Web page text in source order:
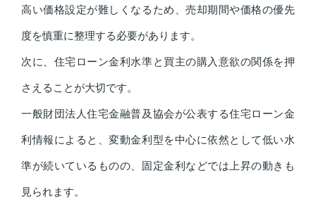
高い価格設定が難しくなるため、売却期間や価格の優先
度を慎重に整理する必要があります。
次に、住宅ローン金利水準と買主の購入意欲の関係を押
さえることが大切です。
一般財団法人住宅金融普及協会が公表する住宅ローン金
利情報によると、変動金利型を中心に依然として低い水
準が続いているものの、固定金利などでは上昇の動きも
見られます。